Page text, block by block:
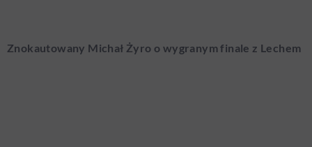
Znokautowany Michał Żyro o wygranym finale z Lechem